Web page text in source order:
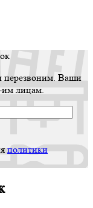
перезвоним. Ваши
им лицам.
политики